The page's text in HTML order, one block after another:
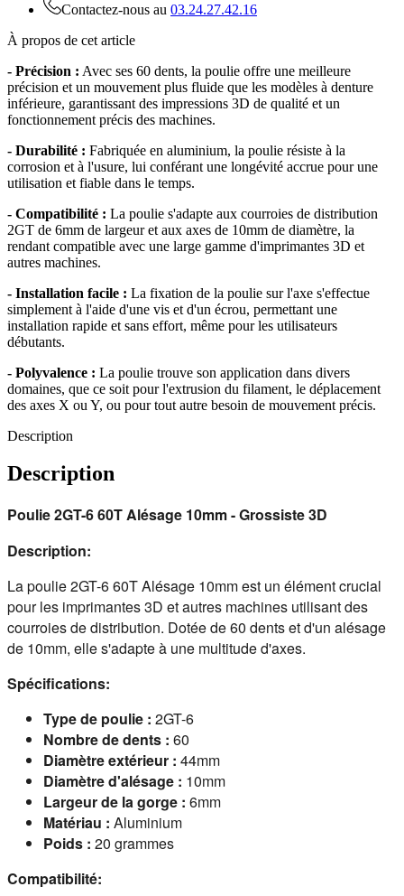
Contactez-nous au 03.24.27.42.16
À propos de cet article
- Précision : Avec ses 60 dents, la poulie offre une meilleure
précision et un mouvement plus fluide que les modèles à denture
inférieure, garantissant des impressions 3D de qualité et un
fonctionnement précis des machines.
- Durabilité : Fabriquée en aluminium, la poulie résiste à la
corrosion et à l'usure, lui conférant une longévité accrue pour une
utilisation et fiable dans le temps.
- Compatibilité : La poulie s'adapte aux courroies de distribution
2GT de 6mm de largeur et aux axes de 10mm de diamètre, la
rendant compatible avec une large gamme d'imprimantes 3D et
autres machines.
- Installation facile : La fixation de la poulie sur l'axe s'effectue
simplement à l'aide d'une vis et d'un écrou, permettant une
installation rapide et sans effort, même pour les utilisateurs
débutants.
- Polyvalence : La poulie trouve son application dans divers
domaines, que ce soit pour l'extrusion du filament, le déplacement
des axes X ou Y, ou pour tout autre besoin de mouvement précis.
Description
Description
Poulie 2GT-6 60T Alésage 10mm - Grossiste 3D
Description:
La poulie 2GT-6 60T Alésage 10mm est un élément crucial
pour les imprimantes 3D et autres machines utilisant des
courroies de distribution. Dotée de 60 dents et d'un alésage
de 10mm, elle s'adapte à une multitude d'axes.
Spécifications:
Type de poulie : 2GT-6
Nombre de dents : 60
Diamètre extérieur : 44mm
Diamètre d'alésage : 10mm
Largeur de la gorge : 6mm
Matériau : Aluminium
Poids : 20 grammes
Compatibilité: